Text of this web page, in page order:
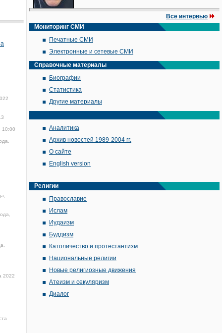
10:00
2022
Все интервью
Мониторинг СМИ
Печатные СМИ
Электронные и сетевые СМИ
Справочные материалы
Биографии
Статистика
Другие материалы
Аналитика
Архив новостей 1989-2004 гг.
О сайте
English version
Религии
Православие
Ислам
Иудаизм
Буддизм
Католичество и протестантизм
Национальные религии
Новые религиозные движения
Атеизм и секуляризм
Диалог